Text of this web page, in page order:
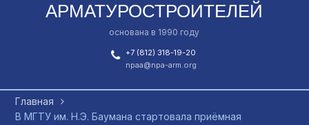
АРМАТУРОСТРОИТЕЛЕЙ
основана в 1990 году
+7 (812) 318-19-20
npaa@npa-arm.org
Главная
В МГТУ им. Н.Э. Баумана стартовала приёмная